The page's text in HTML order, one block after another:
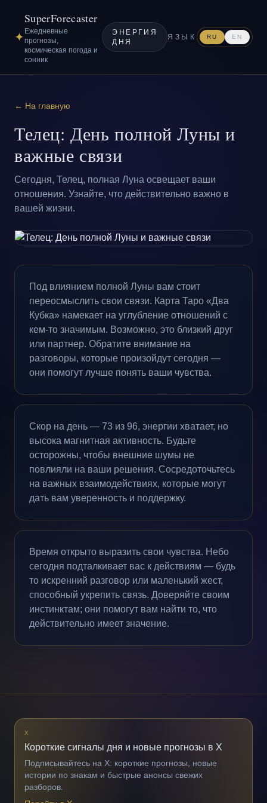
✦
SuperForecaster
Ежедневные
прогнозы,
космическая погода и
сонник
ЭНЕРГИЯ
ДНЯ
ЯЗЫК RU EN
← На главную
Телец: День полной Луны и
важные связи
Сегодня, Телец, полная Луна освещает ваши
отношения. Узнайте, что действительно важно в
вашей жизни.
Под влиянием полной Луны вам стоит
переосмыслить свои связи. Карта Таро «Два
Кубка» намекает на углубление отношений с
кем-то значимым. Возможно, это близкий друг
или партнер. Обратите внимание на
разговоры, которые произойдут сегодня —
они помогут лучше понять ваши чувства.
Скор на день — 73 из 96, энергии хватает, но
высока магнитная активность. Будьте
осторожны, чтобы внешние шумы не
повлияли на ваши решения. Сосредоточьтесь
на важных взаимодействиях, которые могут
дать вам уверенность и поддержку.
Время открыто выразить свои чувства. Небо
сегодня подталкивает вас к действиям — будь
то искренний разговор или маленький жест,
способный укрепить связь. Доверяйте своим
инстинктам; они помогут вам найти то, что
действительно имеет значение.
X
Короткие сигналы дня и новые прогнозы в X
Подписывайтесь на X: короткие прогнозы, новые
истории по знакам и быстрые анонсы свежих
разборов.